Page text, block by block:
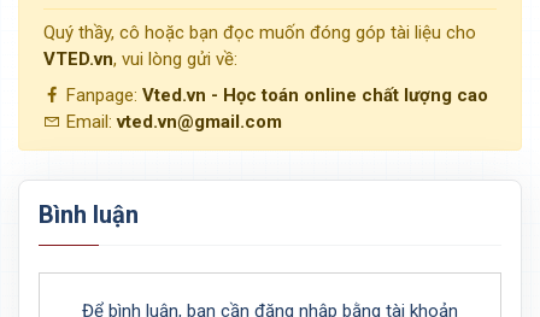
Quý thầy, cô hoặc bạn đọc muốn đóng góp tài liệu cho
VTED.vn, vui lòng gửi về:
Fanpage: Vted.vn - Học toán online chất lượng cao
Email:vted.vn@gmail.com
Bình luận
Để bình luận, bạn cần đăng nhập bằng tài khoản